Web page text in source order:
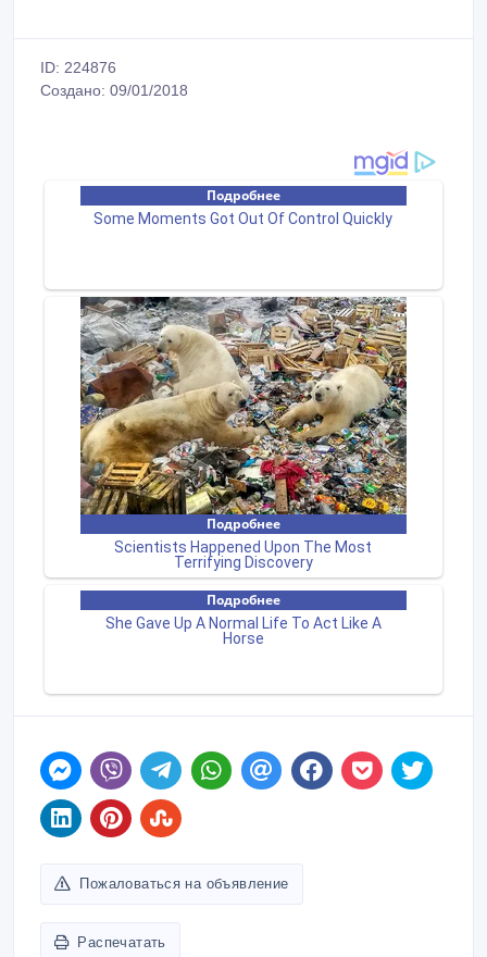
ID: 224876
Создано: 09/01/2018
Пожаловаться на объявление
Распечатать